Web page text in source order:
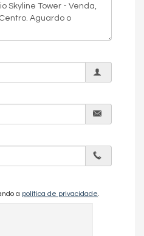
estão fazendo sucesso entre
de facilidades como o
Academia, diversos
opções que proporcionam
lar.
a política de privacidade